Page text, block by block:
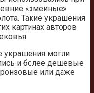
«змеиные»
Такие украшения
картинах авторов
украшения могли
и более дешевые
или даже